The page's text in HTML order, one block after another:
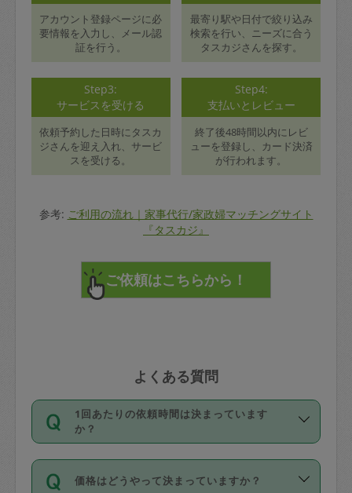
アカウント登録ページに必
要情報を入力し、メール認
証を行う。
最寄り駅や日付で絞り込み
検索を行い、ニーズに合う
タスカジさんを探す。
Step3:
サービスを受ける
依頼予約した日時にタスカ
ジさんを迎え入れ、サービ
スを受ける。
Step4:
支払いとレビュー
終了後48時間以内にレビ
ューを登録し、カード決済
が行われます。
参考: ご利用の流れ｜家事代行/家政婦マッチングサイト
『タスカジ』
よくある質問
1回あたりの依頼時間は決まっています
か？
依頼1回につき3時間固定です。3時間を
超えて依頼したい場合は、延長機能をご
価格はどうやって決まっていますか？